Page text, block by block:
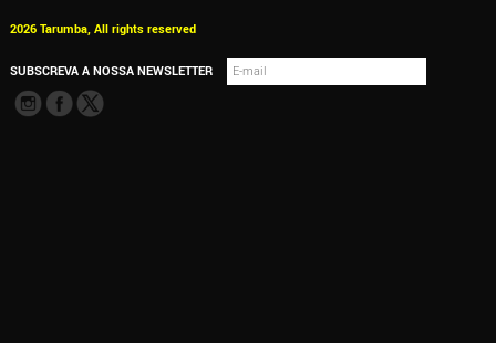
2026 Tarumba, All rights reserved
SUBSCREVA A NOSSA NEWSLETTER